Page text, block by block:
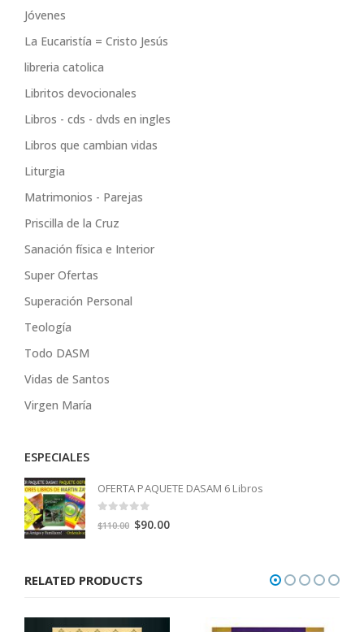
Jóvenes
La Eucaristía = Cristo Jesús
libreria catolica
Libritos devocionales
Libros - cds - dvds en ingles
Libros que cambian vidas
Liturgia
Matrimonios - Parejas
Priscilla de la Cruz
Sanación física e Interior
Super Ofertas
Superación Personal
Teología
Todo DASM
Vidas de Santos
Virgen María
ESPECIALES
OFERTA PAQUETE DASAM 6 Libros
out of 5
$110.00 Original
$110.00.
$90.00Current
RELATED PRODUCTS